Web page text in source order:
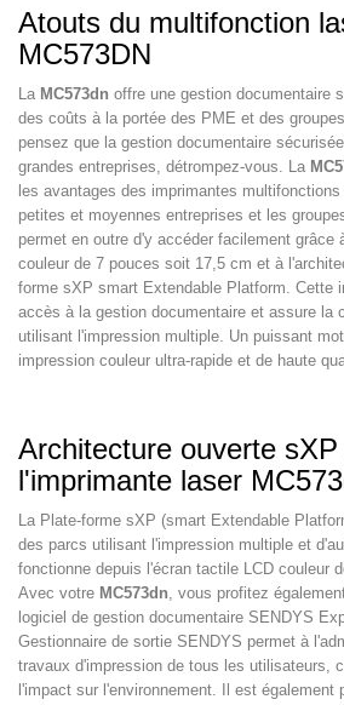
Atouts du multifonction
MC573DN
La MC573dn offre une gestion documentaire
des coûts à la portée des PME et des
pensez que la gestion documentaire
grandes entreprises, détrompez-vous. La
les avantages des imprimantes
petites et moyennes entreprises et les
permet en outre d'y accéder facilement grâce
couleur de 7 pouces soit 17,5 cm et à
forme sXP smart Extendable Platform. Cette
accès à la gestion documentaire et assure la
utilisant l'impression multiple. Un puissant
impression couleur ultra-rapide et de haute
Architecture ouverte
l'imprimante laser
La Plate-forme sXP (smart Extendable
des parcs utilisant l'impression multiple et
fonctionne depuis l'écran tactile LCD couleur
Avec votre MC573dn, vous profitez
logiciel de gestion documentaire SENDYS
Gestionnaire de sortie SENDYS permet à
travaux d'impression de tous les utilisateurs,
l'impact sur l'environnement. Il est également